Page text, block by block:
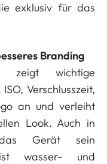
exklusiv für das
Branding
zeigt wichtige
Verschlusszeit,
an und verleiht
Look. Auch in
Gerät sein
ist wasser- und